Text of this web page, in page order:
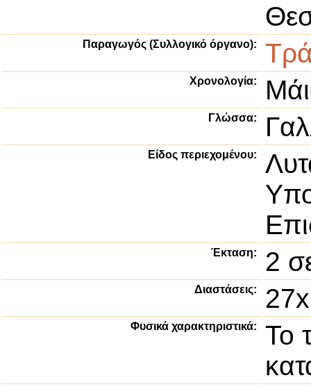
Παραγωγός (Συλλογικό όργανο):
Χρονολογία:
Γλώσσα:
Είδος περιεχομένου:
Έκταση: 2
Διαστάσεις:
Φυσικά χαρακτηριστικά:
Το